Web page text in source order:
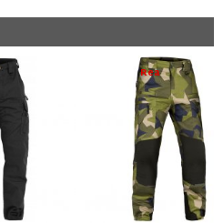
Rea